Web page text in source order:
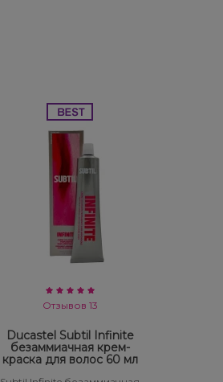
Отзывов 13
Ducastel Subtil Infinite
безаммиачная крем-
краска для волос 60 мл